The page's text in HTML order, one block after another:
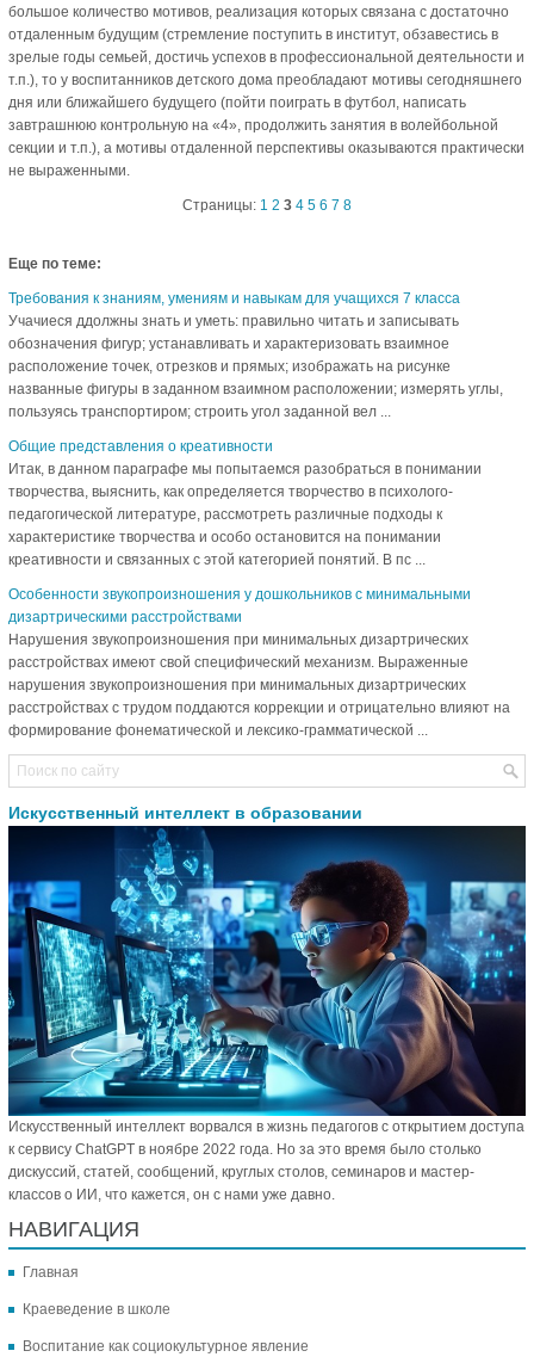
большое количество мотивов, реализация которых связана с достаточно
отдаленным будущим (стремление поступить в институт, обзавестись в
зрелые годы семьей, достичь успехов в профессиональной деятельности и
т.п.), то у воспитанников детского дома преобладают мотивы сегодняшнего
дня или ближайшего будущего (пойти поиграть в футбол, написать
завтрашнюю контрольную на «4», продолжить занятия в волейбольной
секции и т.п.), а мотивы отдаленной перспективы оказываются практически
не выраженными.
Страницы: 1 2 3 4 5 6 7 8
Еще по теме:
Требования к знаниям, умениям и навыкам для учащихся 7 класса
Учачиеся ддолжны знать и уметь: правильно читать и записывать
обозначения фигур; устанавливать и характеризовать взаимное
расположение точек, отрезков и прямых; изображать на рисунке
названные фигуры в заданном взаимном расположении; измерять углы,
пользуясь транспортиром; строить угол заданной вел ...
Общие представления о креативности
Итак, в данном параграфе мы попытаемся разобраться в понимании
творчества, выяснить, как определяется творчество в психолого-
педагогической литературе, рассмотреть различные подходы к
характеристике творчества и особо остановится на понимании
креативности и связанных с этой категорией понятий. В пс ...
Особенности звукопроизношения у дошкольников с минимальными
дизартрическими расстройствами
Нарушения звукопроизношения при минимальных дизартрических
расстройствах имеют свой специфический механизм. Выраженные
нарушения звукопроизношения при минимальных дизартрических
расстройствах с трудом поддаются коррекции и отрицательно влияют на
формирование фонематической и лексико-грамматической ...
Искусственный интеллект в образовании
Искусственный интеллект ворвался в жизнь педагогов с открытием доступа
к сервису ChatGPT в ноябре 2022 года. Но за это время было столько
дискуссий, статей, сообщений, круглых столов, семинаров и мастер-
классов о ИИ, что кажется, он с нами уже давно.
НАВИГАЦИЯ
Главная
Краеведение в школе
Воспитание как социокультурное явление